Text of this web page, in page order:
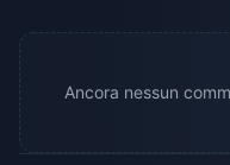
Ancora nessun